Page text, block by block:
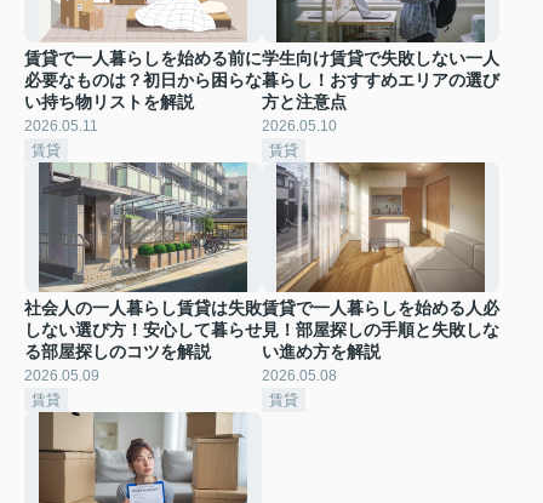
賃貸で一人暮らしを始める前に
必要なものは？初日から困らな
い持ち物リストを解説
2026.05.11
賃貸
学生向け賃貸で失敗しない一人
暮らし！おすすめエリアの選び
方と注意点
2026.05.10
賃貸
社会人の一人暮らし賃貸は失敗
しない選び方！安心して暮らせ
る部屋探しのコツを解説
2026.05.09
賃貸
賃貸で一人暮らしを始める人必
見！部屋探しの手順と失敗しな
い進め方を解説
2026.05.08
賃貸